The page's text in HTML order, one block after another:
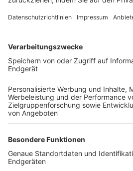
FOLGE DEM BFV
TOP-VEREINE
TOP-PARTNER